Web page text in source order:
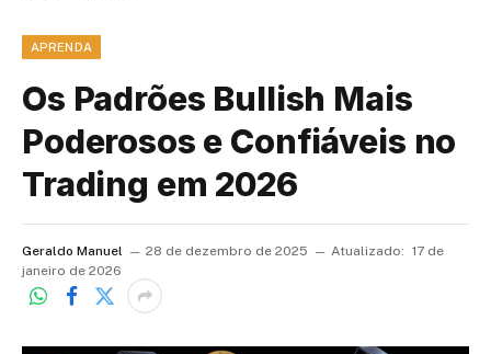
APRENDA
Os Padrões Bullish Mais
Poderosos e Confiáveis no
Trading em 2026
Geraldo Manuel 28 de dezembro de 2025 Atualizado: 17 de
janeiro de 2026